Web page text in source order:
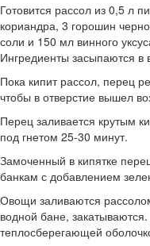
Готовится рассол из 0,5 л
кориандра, 3 горошин
соли и 150 мл винного
Ингредиенты засыпаются в
Пока кипит рассол, перец
чтобы в отверстие вышел
Перец заливается крутым
под гнетом 25-30 минут.
Замоченный в кипятке
банкам с добавлением
Овощи заливаются
водной бане,
теплосберегающей